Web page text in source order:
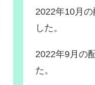
2022年10月
した。
2022年9月
た。